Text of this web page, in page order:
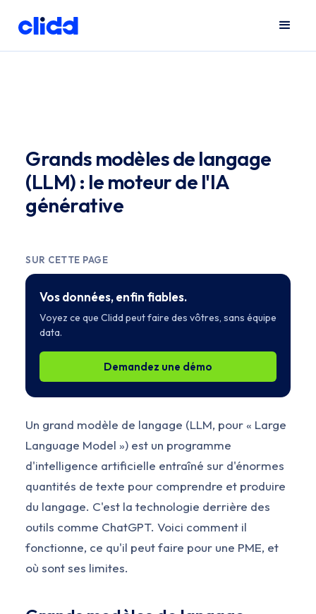
Grands modèles de langage
(LLM) : le moteur de l'IA
générative
SUR CETTE PAGE
Vos données, enfin fiables.
Voyez ce que Clidd peut faire des vôtres, sans équipe
data.
Demandez une démo
Un grand modèle de langage (LLM, pour « Large
Language Model ») est un programme
d'intelligence artificielle entraîné sur d'énormes
quantités de texte pour comprendre et produire
du langage. C'est la technologie derrière des
outils comme ChatGPT. Voici comment il
fonctionne, ce qu'il peut faire pour une PME, et
où sont ses limites.